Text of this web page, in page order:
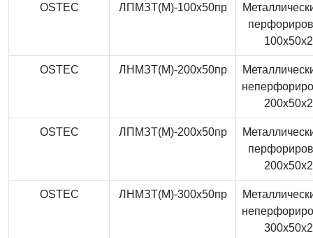
OSTEC ЛПМЗТ(М)-100x50пр
OSTEC ЛНМЗТ(М)-200x50пр
OSTEC ЛПМЗТ(М)-200x50пр
OSTEC ЛНМЗТ(М)-300x50пр